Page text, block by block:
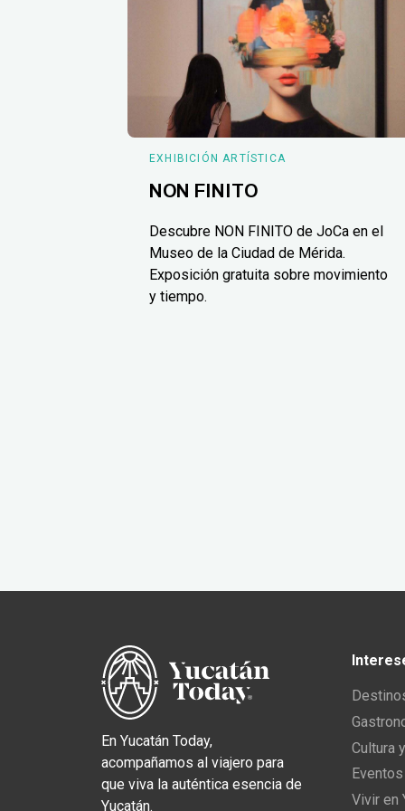
EXHIBICIÓN ARTÍSTICA
NON FINITO
Descubre NON FINITO de JoCa en el
Museo de la Ciudad de Mérida.
Exposición gratuita sobre movimiento
y tiempo.
En Yucatán Today,
acompañamos al viajero para
que viva la auténtica esencia de
Yucatán.
Cultura
Vivir en